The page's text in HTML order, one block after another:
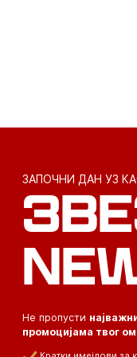
ЗАПОЧНИ ДАН УЗ
Не пропусти
промоцијама твог